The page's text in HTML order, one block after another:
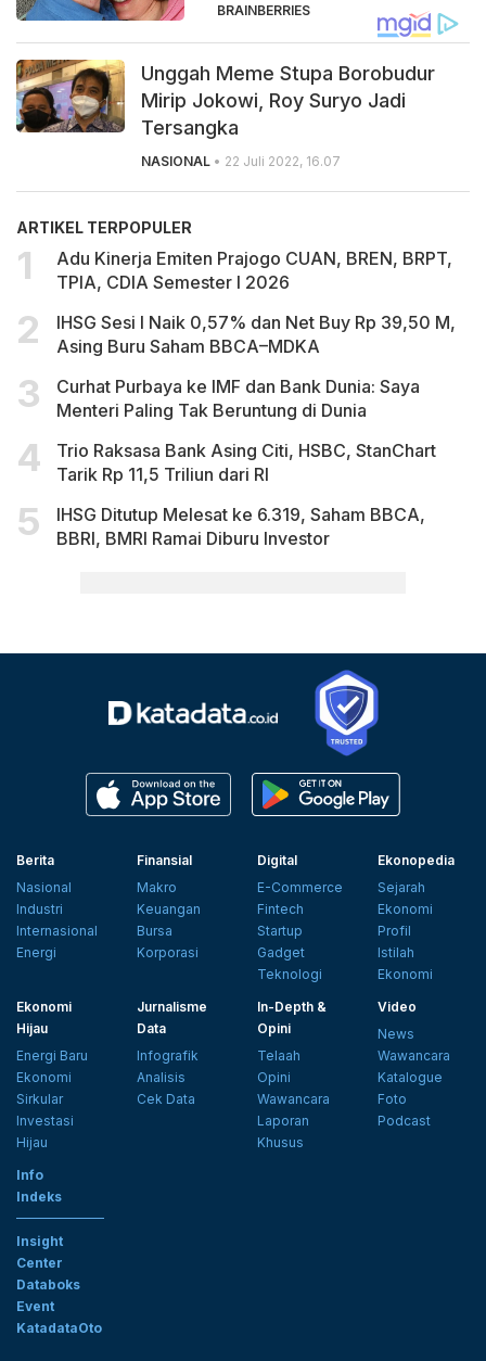
BRAINBERRIES
Unggah Meme Stupa Borobudur
Mirip Jokowi, Roy Suryo Jadi
Tersangka
NASIONAL • 22 Juli 2022, 16.07
ARTIKEL TERPOPULER
Adu Kinerja Emiten Prajogo CUAN, BREN, BRPT,
TPIA, CDIA Semester I 2026
IHSG Sesi I Naik 0,57% dan Net Buy Rp 39,50 M,
Asing Buru Saham BBCA–MDKA
Curhat Purbaya ke IMF dan Bank Dunia: Saya
Menteri Paling Tak Beruntung di Dunia
Trio Raksasa Bank Asing Citi, HSBC, StanChart
Tarik Rp 11,5 Triliun dari RI
IHSG Ditutup Melesat ke 6.319, Saham BBCA,
BBRI, BMRI Ramai Diburu Investor
Berita
Nasional
Industri
Internasional
Energi
Finansial
Makro
Keuangan
Bursa
Korporasi
Digital
E-Commerce
Fintech
Startup
Gadget
Teknologi
Ekonopedia
Sejarah
Ekonomi
Profil
Istilah
Ekonomi
Ekonomi
Hijau
Energi Baru
Ekonomi
Sirkular
Investasi
Hijau
Jurnalisme
Data
Infografik
Analisis
Cek Data
In-Depth &
Opini
Telaah
Opini
Wawancara
Laporan
Khusus
Video
News
Wawancara
Katalogue
Foto
Podcast
Info
Indeks
Insight
Center
Databoks
Event
KatadataOto